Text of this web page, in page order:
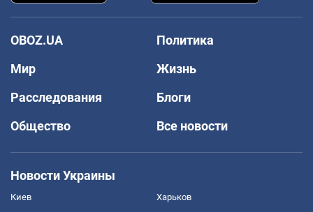
OBOZ.UA
Политика
Мир
Жизнь
Расследования
Блоги
Общество
Все новости
Новости Украины
Киев Харьков